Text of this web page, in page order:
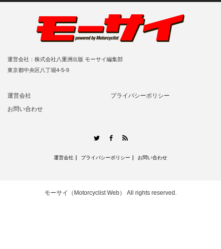
運営会社：株式会社八重洲出版 モーサイ編集部
東京都中央区八丁堀4-5-9
運営会社
プライバシーポリシー
お問い合わせ
TwitterFacebook
運営会社 プライバシーポリシー お問い合わせ
モーサイ（Motorcyclist Web） All rights reserved.